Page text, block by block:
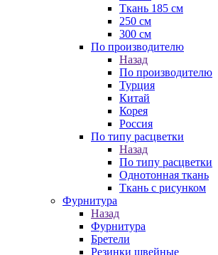
Ткань 185 см
250 см
300 см
По производителю
Назад
По производителю
Турция
Китай
Корея
Россия
По типу расцветки
Назад
По типу расцветки
Однотонная ткань
Ткань с рисунком
Фурнитура
Назад
Фурнитура
Бретели
Резинки швейные